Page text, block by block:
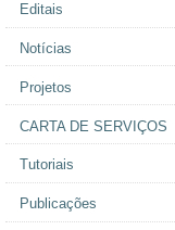
Editais
Notícias
Projetos
CARTA DE SERVIÇOS
Tutoriais
Publicações